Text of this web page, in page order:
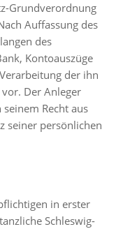
Grundverordnung
Auffassung des
des
Kontoauszüge
der ihn
Der Anleger
Recht aus
seiner persönlichen
in erster
Schleswig-